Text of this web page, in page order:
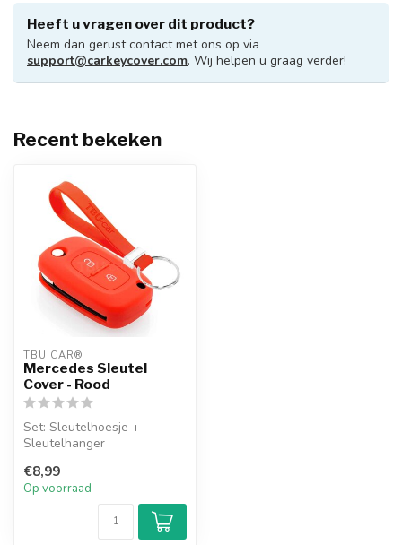
Heeft u vragen over dit product?
Neem dan gerust contact met ons op via
support@carkeycover.com. Wij helpen u graag verder!
Recent bekeken
TBU CAR®
Mercedes Sleutel
Cover - Rood
Set: Sleutelhoesje +
Sleutelhanger
€8,99
Op voorraad